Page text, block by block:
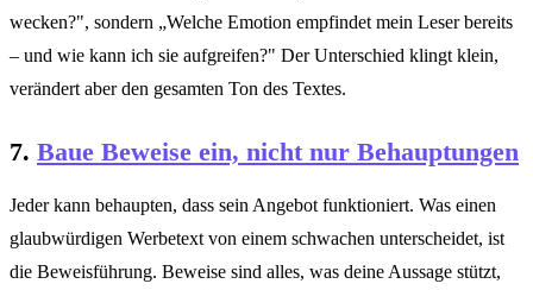
wecken?", sondern „Welche Emotion empfindet mein Leser bereits
– und wie kann ich sie aufgreifen?" Der Unterschied klingt klein,
verändert aber den gesamten Ton des Textes.
7. Baue Beweise ein, nicht nur Behauptungen
Jeder kann behaupten, dass sein Angebot funktioniert. Was einen
glaubwürdigen Werbetext von einem schwachen unterscheidet, ist
die Beweisführung. Beweise sind alles, was deine Aussage stützt,